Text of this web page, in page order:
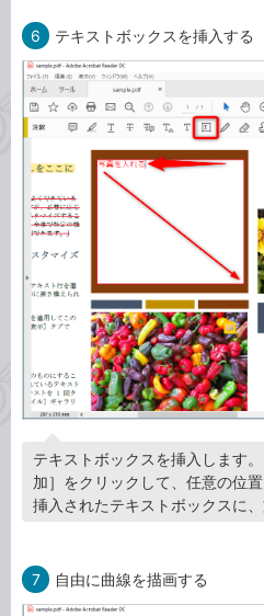
6 テキストボックスを挿入する
テキストボックスを挿入します
加］をクリックして、任意の位
挿入されたテキストボックスに、
7 自由に曲線を描画する